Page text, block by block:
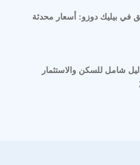
جاهز.
نعم.
في بيليك دوزو: أسعار محدثة
شامل للسكن والاستثمار